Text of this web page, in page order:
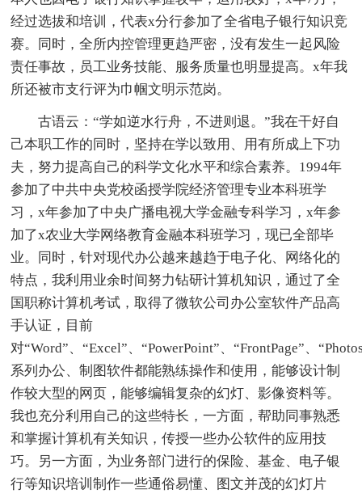
经过选拔和培训，代表x分行参加了全省电子银行知识竞
赛。同时，全所内控管理更趋严密，没有发生一起风险
责任事故，员工业务技能、服务质量也明显提高。x年我
所还被市支行评为巾帼文明示范岗。
古语云：“学如逆水行舟，不进则退。”我在干好自
己本职工作的同时，坚持在学以致用、用有所成上下功
夫，努力提高自己的科学文化水平和综合素养。1994年
参加了中共中央党校函授学院经济管理专业本科班学
习，x年参加了中央广播电视大学金融专科学习，x年参
加了x农业大学网络教育金融本科班学习，现已全部毕
业。同时，针对现代办公越来越趋于电子化、网络化的
特点，我利用业余时间努力钻研计算机知识，通过了全
国职称计算机考试，取得了微软公司办公室软件产品高
手认证，目前
对“Word”、“Excel”、“PowerPoint”、“FrontPage”、
系列办公、制图软件都能熟练操作和使用，能够设计制
作较大型的网页，能够编辑复杂的幻灯、影像资料等。
我也充分利用自己的这些特长，一方面，帮助同事熟悉
和掌握计算机有关知识，传授一些办公软件的应用技
巧。另一方面，为业务部门进行的保险、基金、电子银
行等知识培训制作一些通俗易懂、图文并茂的幻灯片